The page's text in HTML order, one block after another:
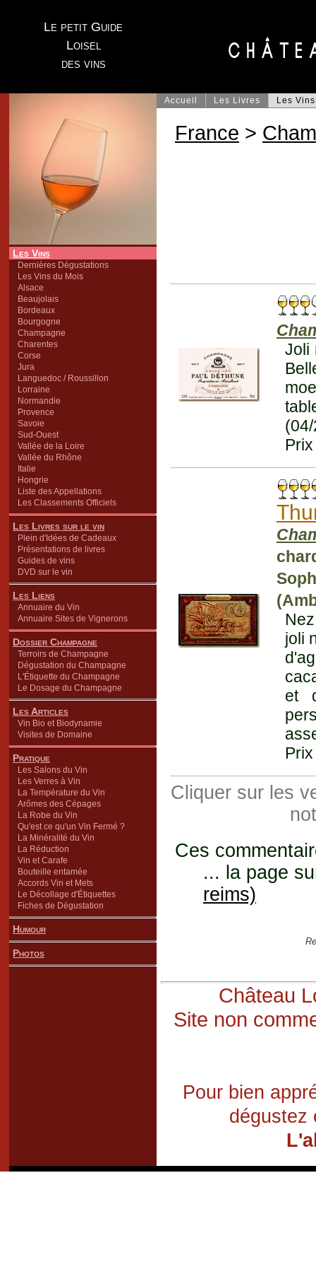
Le petit Guide
Loisel
des vins
Les Vins
Dernières Dégustations
Les Vins du Mois
Alsace
Beaujolais
Bordeaux
Bourgogne
Champagne
Charentes
Corse
Jura
Languedoc / Roussillon
Lorraine
Normandie
Provence
Savoie
Sud-Ouest
Vallée de la Loire
Vallée du Rhône
Italie
Hongrie
Liste des Appellations
Les Classements Officiels
Les Livres sur le vin
Plein d'Idées de Cadeaux
Présentations de livres
Guides de vins
DVD sur le vin
Les Liens
Annuaire du Vin
Annuaire Sites de Vignerons
Dossier Champagne
Terroirs de Champagne
Dégustation du Champagne
L'Étiquette du Champagne
Le Dosage du Champagne
Les Articles
Vin Bio et Biodynamie
Visites de Domaine
Pratique
Les Salons du Vin
Les Verres à Vin
La Température du Vin
Arômes des Cépages
La Robe du Vin
Qu'est ce qu'un Vin Fermé ?
La Minéralité du Vin
La Réduction
Vin et Carafe
Bouteille entamée
Accords Vin et Mets
Le Décollage d'Étiquettes
Fiches de Dégustation
Humour
Photos
Accueil Les Livres Les Vins
France >
Joli
joli
et
Cliquer sur les
Ces
... la page
reims)
Château
Site non
Pour bien
dégustez